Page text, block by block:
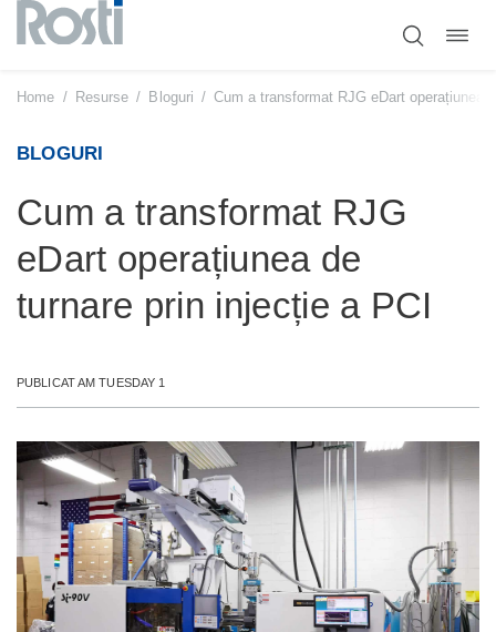
Sari
conținut
Home / Resurse / Bloguri / Cum a transformat RJG eDart operațiunea
BLOGURI
Cum a transformat RJG
eDart operațiunea de
turnare prin injecție a PCI
PUBLICAT AM TUESDAY 1